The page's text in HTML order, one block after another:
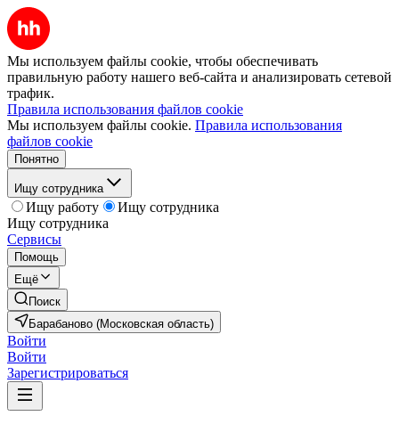
Мы используем файлы cookie, чтобы обеспечивать
правильную работу нашего веб-сайта и анализировать сетевой
трафик.
Правила использования файлов cookie
Мы используем файлы cookie. Правила использования
файлов cookie
Понятно
Ищу сотрудника
Ищу работу
Ищу сотрудника
Ищу сотрудника
Сервисы
Помощь
Ещё
Поиск
Барабаново (Московская область)
Войти
Войти
Зарегистрироваться